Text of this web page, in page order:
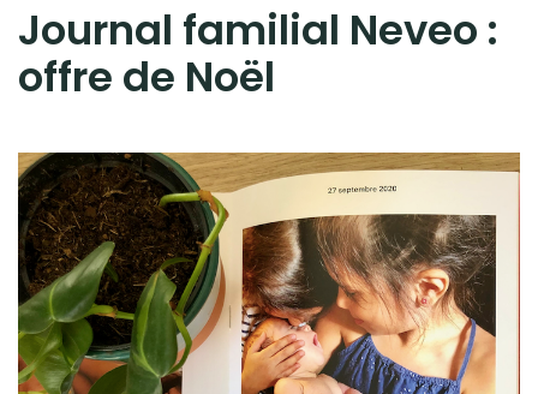
Journal familial Neveo :
offre de Noël